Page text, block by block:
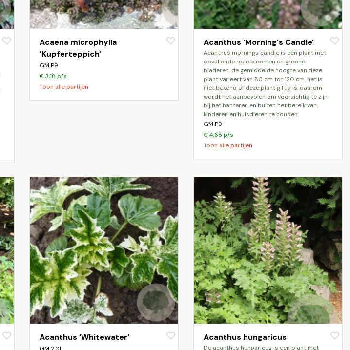
Acaena microphylla
'Kupferteppich'
GM P9
€ 3,18 p/s
Toon alle partijen
Acanthus 'Morning's Candle'
acanthus mornings candle is een plant met
opvallende roze bloemen en groene
bladeren. de gemiddelde hoogte van deze
plant varieert van 80 cm tot 120 cm. het is
niet bekend of deze plant giftig is, daarom
wordt het aanbevolen om voorzichtig te zijn
bij het hanteren en buiten het bereik van
kinderen en huisdieren te houden.
GM P9
€ 4,68 p/s
Toon alle partijen
Acanthus 'Whitewater' Acanthus hungaricus
de acanthus hungaricus is een plant met